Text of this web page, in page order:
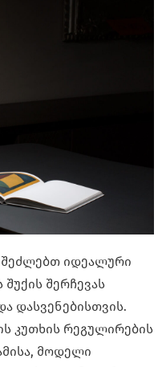
შეძლებთ იდეალური
შუქის შერჩევას
დასვენებისთვის.
კუთხის რეგულირების
მოდელი